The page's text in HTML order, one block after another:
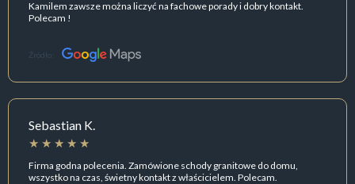
Kamilem zawsze można liczyć na fachowe porady i dobry kontakt.
Polecam !
Źródło:
Sebastian K.
Firma godna polecenia. Zamówione schody granitowe do domu,
wszystko na czas, świetny kontakt z właścicielem. Polecam.